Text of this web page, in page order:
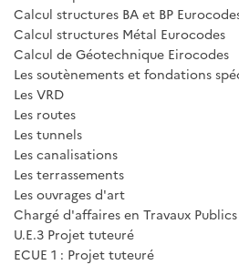
Calcul structures BA et BP
Calcul structures Métal Eurocodes
Calcul de Géotechnique Eirocodes
Les soutènements et fondations
Les VRD
Les routes
Les tunnels
Les canalisations
Les terrassements
Les ouvrages d'art
Chargé d'affaires en Travaux
U.E.3 Projet tuteuré
ECUE 1 : Projet tuteuré